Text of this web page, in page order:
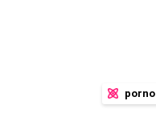
porno